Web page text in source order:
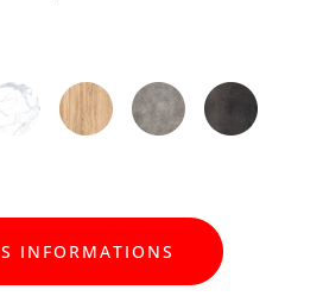
INFORMATIONS